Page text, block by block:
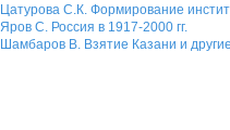
Цатурова С.К. Формирование
Яров С. Россия в 1917-2000 гг.
Шамбаров В. Взятие Казани и